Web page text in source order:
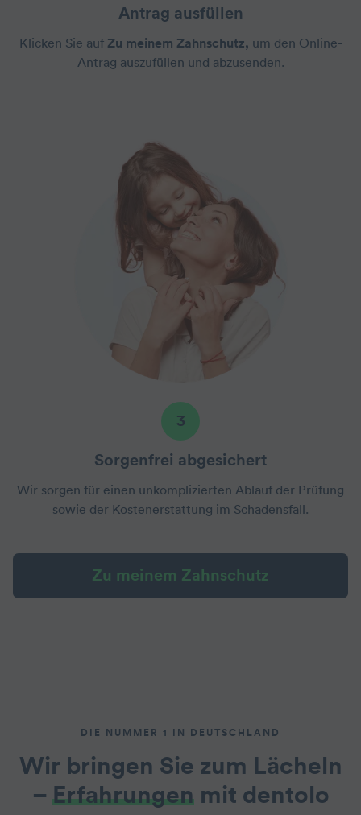
Antrag ausfüllen
Klicken Sie auf Zu meinem Zahnschutz, um den Online-
Antrag auszufüllen und abzusenden.
3
Sorgenfrei abgesichert
Wir sorgen für einen unkomplizierten Ablauf der Prüfung
sowie der Kostenerstattung im Schadensfall.
Zu meinem Zahnschutz
DIE NUMMER 1 IN DEUTSCHLAND
Wir bringen Sie zum Lächeln
– Erfahrungenmit dentolo